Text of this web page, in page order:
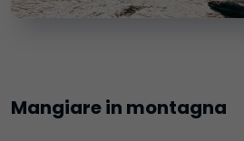
Mangiare in montagna